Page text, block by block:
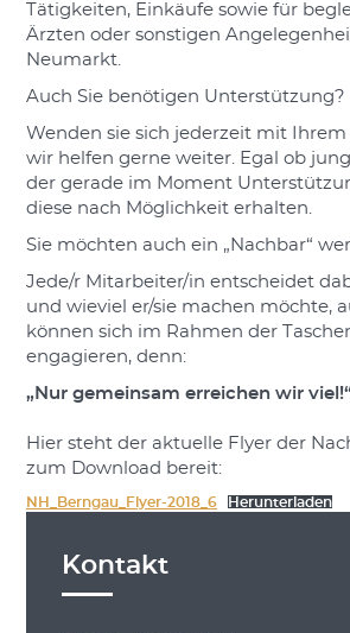
Tätigkeiten, Einkäufe sowie für
Ärzten oder sonstigen
Neumarkt.
Auch Sie benötigen Unterstützung?
Wenden sie sich jederzeit mit
wir helfen gerne weiter. Egal ob
der gerade im Moment
diese nach Möglichkeit erhalten.
Sie möchten auch ein „Nachbar“
Jede/r Mitarbeiter/in entscheidet
und wieviel er/sie machen möchte,
können sich im Rahmen der
engagieren, denn:
„Nur gemeinsam erreichen wir
Hier steht der aktuelle Flyer der
zum Download bereit:
NH_Berngau_Flyer-2018_6 Herunterladen
Kontakt